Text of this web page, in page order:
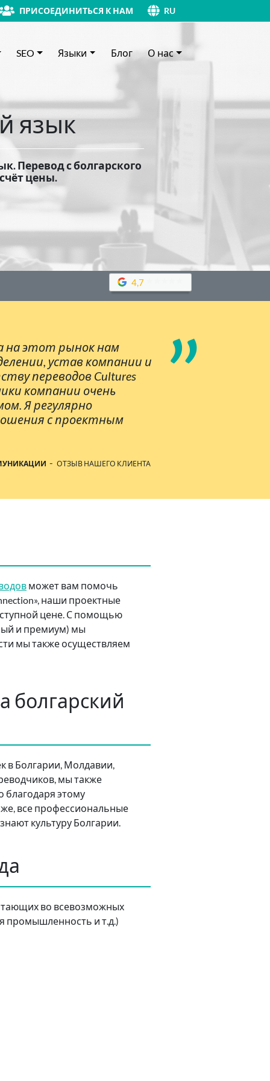
ПРИСОЕДИНИТЬСЯ К НАМ RU
SEO Языки Блог О нас
язык
Перевод с болгарского
цены.
4,7
на этот рынок нам
устав компании и
переводов Cultures
компании очень
Я регулярно
с проектным
”
- ОТЗЫВ НАШЕГО КЛИЕНТА
может вам помочь
наши проектные
цене. С помощью
и премиум) мы
мы также осуществляем
болгарский
в Болгарии, Молдавии,
мы также
благодаря этому
все профессиональные
культуру Болгарии.
во всевозможных
промышленность и т.д.)